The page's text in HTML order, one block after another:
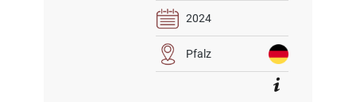
2024
Pfalz